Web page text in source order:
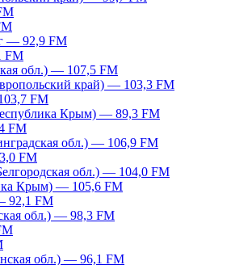
— 92,9 FM
FM
обл.) — 107,5 FM
край) — 103,3 FM
FM
Крым) — 89,3 FM
FM
обл.) — 106,9 FM
FM
обл.) — 104,0 FM
Крым) — 105,6 FM
92,1 FM
обл.) — 98,3 FM
обл.) — 96,1 FM